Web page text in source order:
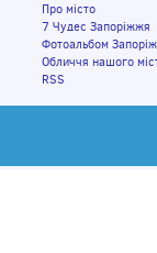
Про місто
7 Чудес Запоріжжя
Фотоальбом
Обличчя нашого
RSS